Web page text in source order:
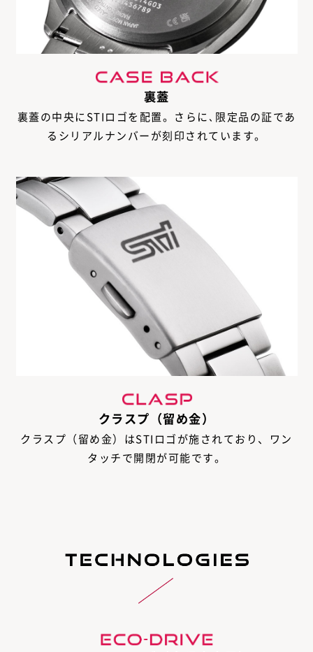
裏蓋
裏蓋の中央にSTIロゴを配置。さらに､限定品の証であ
るシリアルナンバーが刻印されています。
クラスプ（留め金）
クラスプ（留め金）はSTIロゴが施されており、ワン
タッチで開閉が可能です。